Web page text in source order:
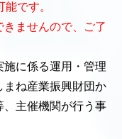
です。
きませんので、ご了
施に係る運用・管理
まね産業振興財団か
、主催機関が行う事